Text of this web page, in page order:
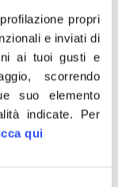
propri
e inviati di
ai tuoi gusti e
scorrendo
suo elemento
indicate. Per
qui